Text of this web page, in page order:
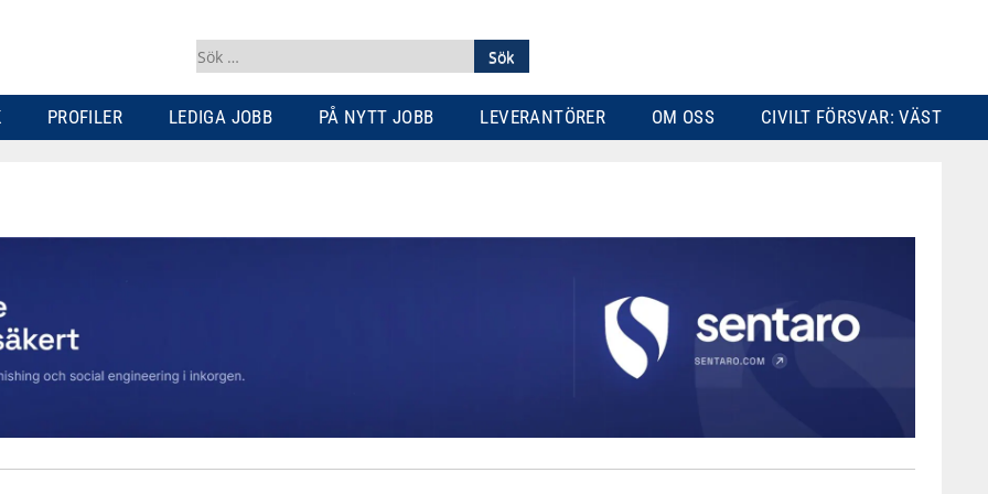
Sök
efter:
PROFILER LEDIGA JOBB PÅ NYTT JOBB LEVERANTÖRER OM OSS CIVILT FÖRSVAR: VÄST